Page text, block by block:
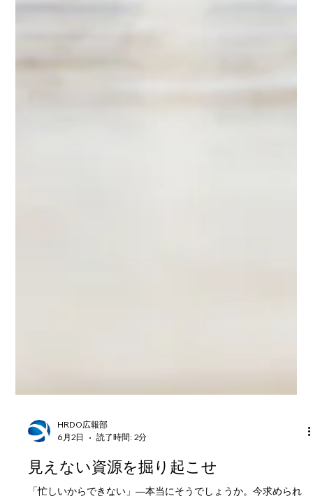
6月2日
読了時間: 2分
見えない資源を掘り起こせ